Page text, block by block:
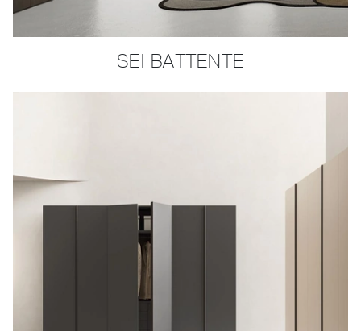
SEI BATTENTE